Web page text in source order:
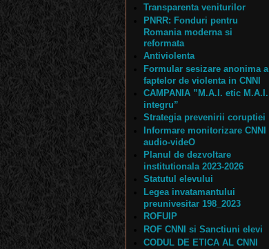
Transparenta veniturilor
PNRR: Fonduri pentru
Romania moderna si
reformata
Antiviolenta
Formular sesizare anonima a
faptelor de violenta in CNNI
CAMPANIA ”M.A.I. etic M.A.I.
integru”
Strategia prevenirii coruptiei
Informare monitorizare CNNI
audio-videO
Planul de dezvoltare
institutionala 2023-2026
Statutul elevului
Legea invatamantului
preunivesitar 198_2023
ROFUIP
ROF CNNI si Sanctiuni elevi
CODUL DE ETICA AL CNNI